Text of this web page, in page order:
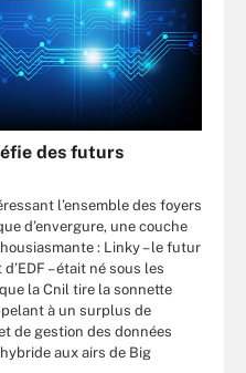
des futurs
l’ensemble des foyers
d’envergure, une couche
: Linky – le futur
– était né sous les
la Cnil tire la sonnette
à un surplus de
de gestion des données
aux airs de Big